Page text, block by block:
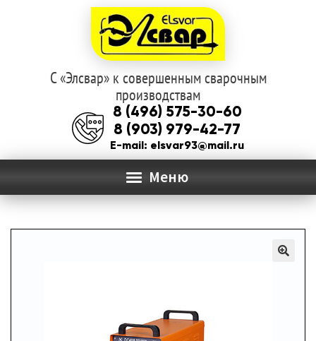
Перейти
к
навигации
Перейти
к
содержимому
С «Элсвар» к совершенным сварочным
производствам
8 (496) 575-30-60
8 (903) 979-42-77
E-mail: elsvar93@mail.ru
Меню
УСЛУГИ